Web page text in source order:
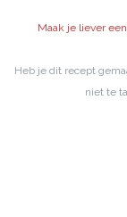
Maak je liever
Heb je dit recept
niet te